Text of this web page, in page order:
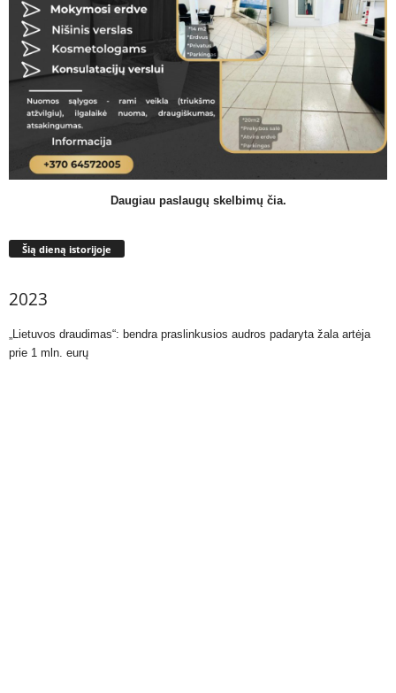
Daugiau paslaugų skelbimų čia.
Šią dieną istorijoje
2023
„Lietuvos draudimas“: bendra praslinkusios audros padaryta žala artėja
prie 1 mln. eurų